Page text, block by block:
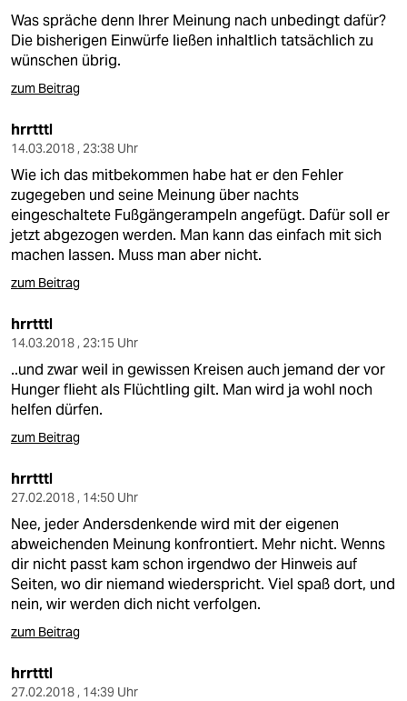
Was spräche denn Ihrer Meinung nach unbedingt dafür?
Die bisherigen Einwürfe ließen inhaltlich tatsächlich zu
wünschen übrig.
zum Beitrag
hrrtttl
14.03.2018 , 23:38 Uhr
Wie ich das mitbekommen habe hat er den Fehler
zugegeben und seine Meinung über nachts
eingeschaltete Fußgängerampeln angefügt. Dafür soll er
jetzt abgezogen werden. Man kann das einfach mit sich
machen lassen. Muss man aber nicht.
zum Beitrag
hrrtttl
14.03.2018 , 23:15 Uhr
..und zwar weil in gewissen Kreisen auch jemand der vor
Hunger flieht als Flüchtling gilt. Man wird ja wohl noch
helfen dürfen.
zum Beitrag
hrrtttl
27.02.2018 , 14:50 Uhr
Nee, jeder Andersdenkende wird mit der eigenen
abweichenden Meinung konfrontiert. Mehr nicht. Wenns
dir nicht passt kam schon irgendwo der Hinweis auf
Seiten, wo dir niemand wiederspricht. Viel spaß dort, und
nein, wir werden dich nicht verfolgen.
zum Beitrag
hrrtttl
27.02.2018 , 14:39 Uhr